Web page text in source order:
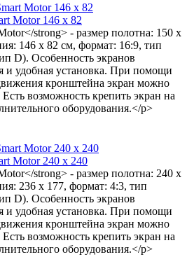
Motor 146 x 82
strong> - размер полотна: 150 x
146 x 82 см, формат: 16:9, тип
D). Особенность экранов
и удобная установка. При помощи
кронштейна экран можно
возможность крепить экран на
оборудования.</p>
Motor 240 х 240
strong> - размер полотна: 240 х
236 x 177, формат: 4:3, тип
D). Особенность экранов
и удобная установка. При помощи
кронштейна экран можно
возможность крепить экран на
оборудования.</p>